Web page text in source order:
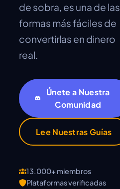
de sobra, es una de las
formas más fáciles de
convertirlas en dinero
real.
Únete a Nuestra
Comunidad
Lee Nuestras Guías
13.000+ miembros
Plataformas verificadas